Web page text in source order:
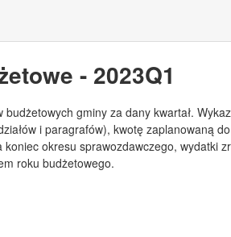
- 2023Q1
gminy za dany kwartał.
i paragrafów), kwotę zaplanowaną
okresu sprawozdawczego, wydatki
roku budżetowego.